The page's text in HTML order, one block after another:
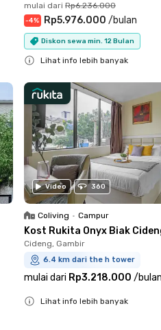
mulai dari Rp6.236.000
-4% Rp5.976.000 /bulan
Diskon sewa min. 12 Bulan
Lihat info lebih banyak
Video 360
Coliving • Campur
Kost Rukita Onyx Biak
Cideng, Gambir
6.4 km dari the h tower
mulai dari Rp3.218.000 /bulan
Lihat info lebih banyak